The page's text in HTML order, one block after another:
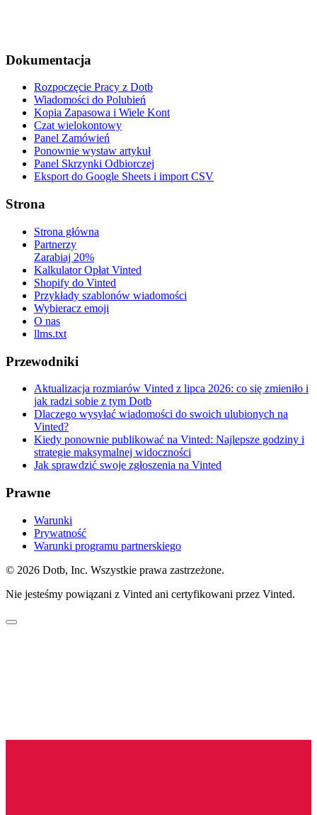
Dokumentacja
Rozpoczęcie Pracy z Dotb
Wiadomości do Polubień
Kopia Zapasowa i Wiele Kont
Czat wielokontowy
Panel Zamówień
Ponownie wystaw artykuł
Panel Skrzynki Odbiorczej
Eksport do Google Sheets i import CSV
Strona
Strona główna
Partnerzy
Zarabiaj 20%
Kalkulator Opłat Vinted
Shopify do Vinted
Przykłady szablonów wiadomości
Wybieracz emoji
O nas
llms.txt
Przewodniki
Aktualizacja rozmiarów Vinted z lipca 2026: co się zmieniło i
jak radzi sobie z tym Dotb
Dlaczego wysyłać wiadomości do swoich ulubionych na
Vinted?
Kiedy ponownie publikować na Vinted: Najlepsze godziny i
strategie maksymalnej widoczności
Jak sprawdzić swoje zgłoszenia na Vinted
Prawne
Warunki
Prywatność
Warunki programu partnerskiego
© 2026 Dotb, Inc. Wszystkie prawa zastrzeżone.
Nie jesteśmy powiązani z Vinted ani certyfikowani przez Vinted.